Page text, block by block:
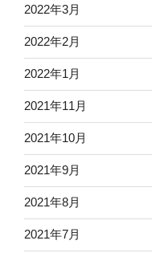
2022年3月
2022年2月
2022年1月
2021年11月
2021年10月
2021年9月
2021年8月
2021年7月